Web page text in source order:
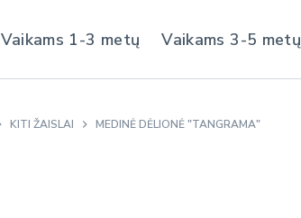
Vaikams 1-3 metų Vaikams 3-5 metų
KITI ŽAISLAI MEDINĖ DĖLIONĖ "TANGRAMA"